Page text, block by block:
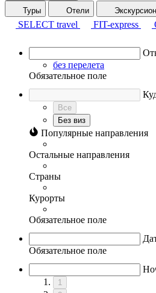
Туры
Отели
SELECT travel
FIT-express
без перелета
Обязательное поле
Все
Без виз
Популярные направления
Остальные направления
Страны
Курорты
Обязательное поле
Обязательное поле
1